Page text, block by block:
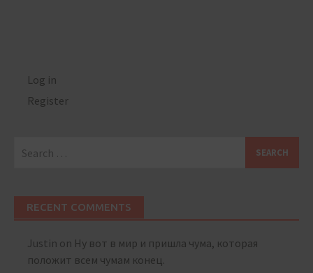
Log in
Register
for:
RECENT COMMENTS
Justin on Ну вот в мир и пришла чума, которая
положит всем чумам конец.